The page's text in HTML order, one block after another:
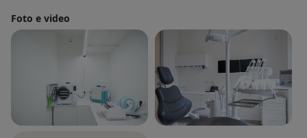
Foto e video